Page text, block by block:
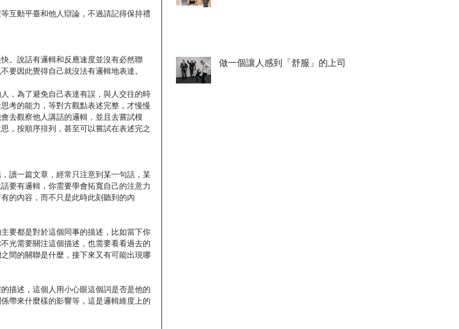
互動平臺和他人辯論，不過請記得保持禮
。說話有邏輯和反應速度並沒有必然聯
要因此覺得自己就沒法有邏輯地表達。
，為了避免自己表達有誤，與人交往的時
考的能力，等對方觀點表述完整，才慢慢
去觀察他人講話的邏輯，並且去嘗試模
，按順序排列，甚至可以嘗試在表述完之
讀一篇文章，經常只注意到某一句話，某
要有邏輯，你需要學會拓寬自己的注意力
的內容，而不只是此時此刻聽到的內
要都是對於這個同事的描述，比如當下你
光需要關注這個描述，也需要看看過去的
間的關聯是什麼，接下來又有可能出現哪
描述，這個人用小心眼這個詞是否是他的
帶來什麼樣的影響等，這是邏輯維度上的
做一個讓人感到「舒服」的上司